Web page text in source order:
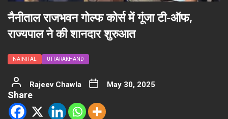
नैनीताल राजभवन गोल्फ कोर्स में गूंजा टी-ऑफ,
राज्यपाल ने की शानदार शुरुआत
NAINITAL UTTARAKHAND
Rajeev Chawla May 30, 2025
Share